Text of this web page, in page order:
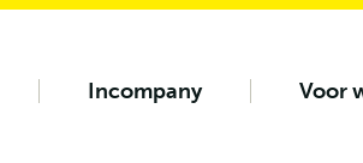
Incompany Voor